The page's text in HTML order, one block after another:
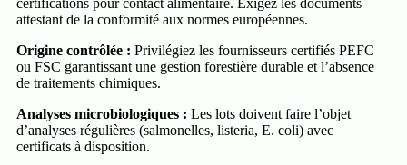
attestant de la conformité aux normes européennes.
Origine contrôlée : Privilégiez les fournisseurs certifiés PEFC
ou FSC garantissant une gestion forestière durable et l’absence
de traitements chimiques.
Analyses microbiologiques : Les lots doivent faire l’objet
d’analyses régulières (salmonelles, listeria, E. coli) avec
certificats à disposition.